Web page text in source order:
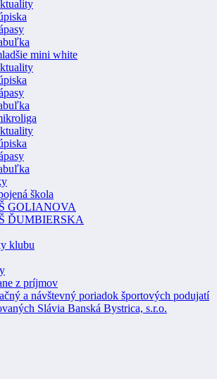
mini white
škola
GOLIANOVA
ĎUMBIERSKA
klubu
z príjmov
a návštevný poriadok športových podujatí
Slávia Banská Bystrica, s.r.o.